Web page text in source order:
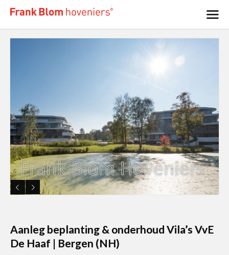
Aanleg beplanting & onderhoud Vila’s VvE
De Haaf | Bergen (NH)